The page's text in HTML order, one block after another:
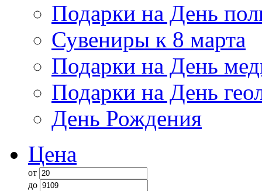
Подарки на День
Сувениры к 8 марта
Подарки на День
Подарки на День
День Рождения
Цена
от
до